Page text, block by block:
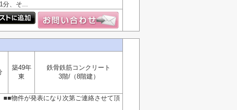
分、そ...
築49年
東
鉄骨鉄筋コンクリート
3階/（8階建）
物件が発表になり次第ご連絡させて頂